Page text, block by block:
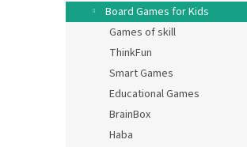
Board Games for Kids
Games of skill
ThinkFun
Smart Games
Educational Games
BrainBox
Haba